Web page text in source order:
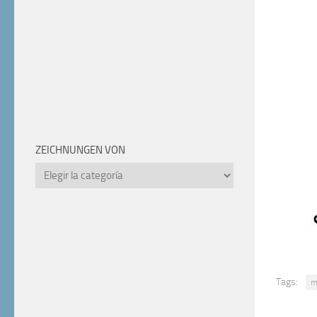
Tags:
ZEICHNUNGEN VON
Zeichnungen